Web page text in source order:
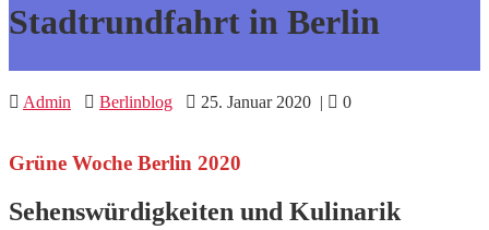
Stadtrundfahrt in Berlin
Admin Berlinblog 25. Januar 2020 | 0
Grüne Woche Berlin 2020
Sehenswürdigkeiten und Kulinarik